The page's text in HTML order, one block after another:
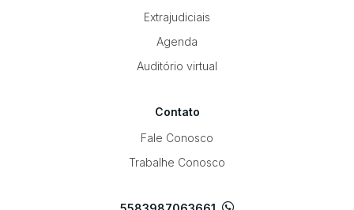
Extrajudiciais
Agenda
Auditório virtual
Contato
Fale Conosco
Trabalhe Conosco